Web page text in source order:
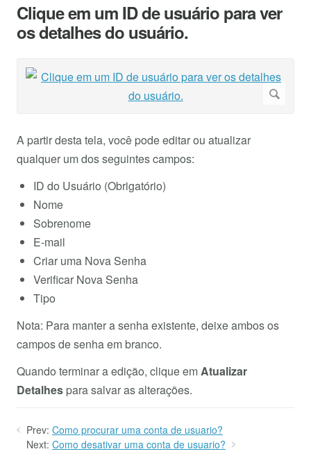
Clique em um ID de usuário para ver
os detalhes do usuário.
A partir desta tela, você pode editar ou atualizar
qualquer um dos seguintes campos:
ID do Usuário (Obrigatório)
Nome
Sobrenome
E-mail
Criar uma Nova Senha
Verificar Nova Senha
Tipo
Nota: Para manter a senha existente, deixe ambos os
campos de senha em branco.
Quando terminar a edição, clique emAtualizar
Detalhes para salvar as alterações.
Prev: Como procurar uma conta de usuario?
Next: Como desativar uma conta de usuario?